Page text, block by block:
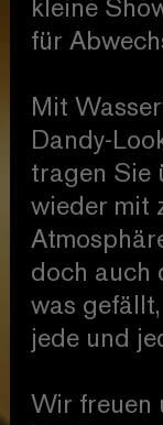
kleine
für
Mit
Dandy-
tragen Sie
wieder mit
doch auch
was
jede und
Wir freuen